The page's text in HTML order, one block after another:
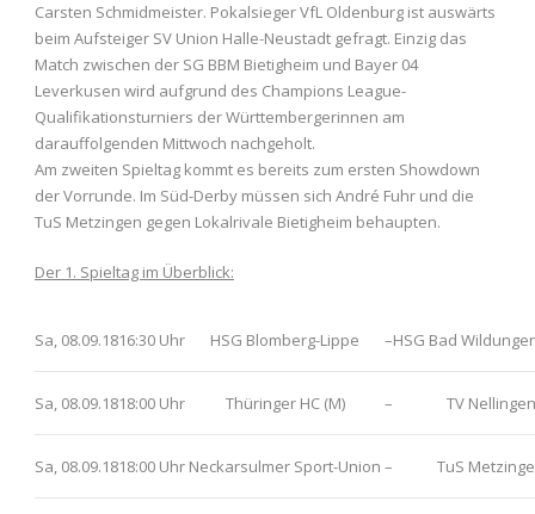
Carsten Schmidmeister. Pokalsieger VfL Oldenburg ist auswärts
beim Aufsteiger SV Union Halle-Neustadt gefragt. Einzig das
Match zwischen der SG BBM Bietigheim und Bayer 04
Leverkusen wird aufgrund des Champions League-
Qualifikationsturniers der Württembergerinnen am
darauffolgenden Mittwoch nachgeholt.
Am zweiten Spieltag kommt es bereits zum ersten Showdown
der Vorrunde. Im Süd-Derby müssen sich André Fuhr und die
TuS Metzingen gegen Lokalrivale Bietigheim behaupten.
Der 1. Spieltag im Überblick:
Sa, 08.09.1816:30 Uhr HSG Blomberg-Lippe –HSG Bad
Sa, 08.09.1818:00 Uhr Thüringer HC (M) – TV Nellingen
Sa, 08.09.1818:00 Uhr Neckarsulmer Sport-Union – TuS